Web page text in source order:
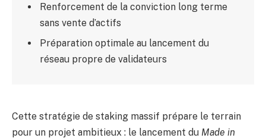
Renforcement de la conviction long terme
sans vente d’actifs
Préparation optimale au lancement du
réseau propre de validateurs
Cette stratégie de staking massif prépare le terrain
pour un projet ambitieux : le lancement du Made in